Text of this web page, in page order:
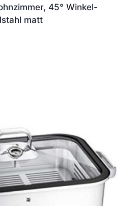
45° Winkel-
matt